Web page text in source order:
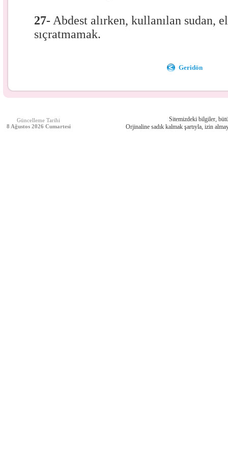
27- Abdest alırken, kullanılan sudan,
sıçratmamak.
Geridön
Güncelleme Tarihi
8 Ağustos 2026 Cumartesi
Sitemizdeki bilgiler,
Orjinaline sadık kalmak şartıyla, izin